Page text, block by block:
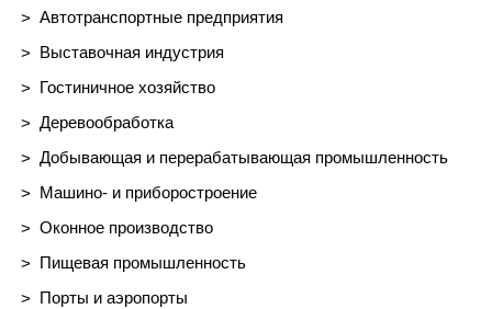
Автотранспортные предприятия
Выставочная индустрия
Гостиничное хозяйство
Деревообработка
Добывающая и перерабатывающая промышленность
Машино- и приборостроение
Оконное производство
Пищевая промышленность
Порты и аэропорты